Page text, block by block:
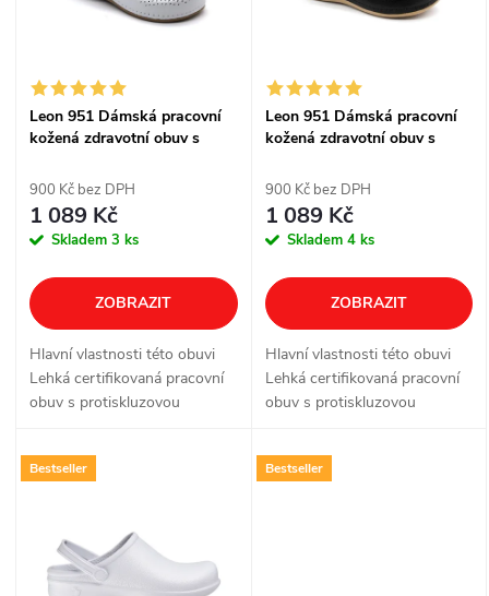
p
o
d
u
k
t
s
o
d
u
k
t
Leon 951 Dámská pracovní
kožená zdravotní obuv s
900 Kč bez DPH
1 089 Kč
Skladem 3 ks
ZOBRAZIT
Hlavní vlastnosti této obuvi
Lehká certifikovaná pracovní
obuv s protiskluzovou
Leon 951 Dámská pracovní
kožená zdravotní obuv s
900 Kč bez DPH
1 089 Kč
Skladem 4 ks
ZOBRAZIT
Hlavní vlastnosti této obuvi
Lehká certifikovaná pracovní
obuv s protiskluzovou
Bestseller Bestseller